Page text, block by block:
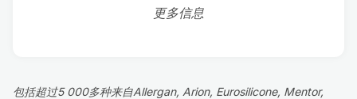
更多信息
包括超过5 000多种来自Allergan, Arion, Eurosilicone, Mentor,